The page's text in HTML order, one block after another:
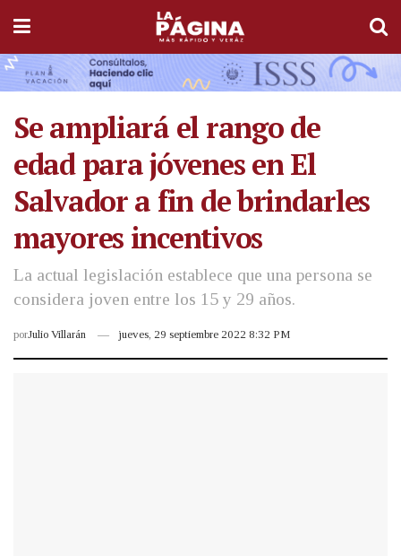
Se ampliará el rango de
edad para jóvenes en El
Salvador a fin de brindarles
mayores incentivos
La actual legislación establece que una persona se
considera joven entre los 15 y 29 años.
porJulio Villarán jueves, 29 septiembre 2022 8:32 PM